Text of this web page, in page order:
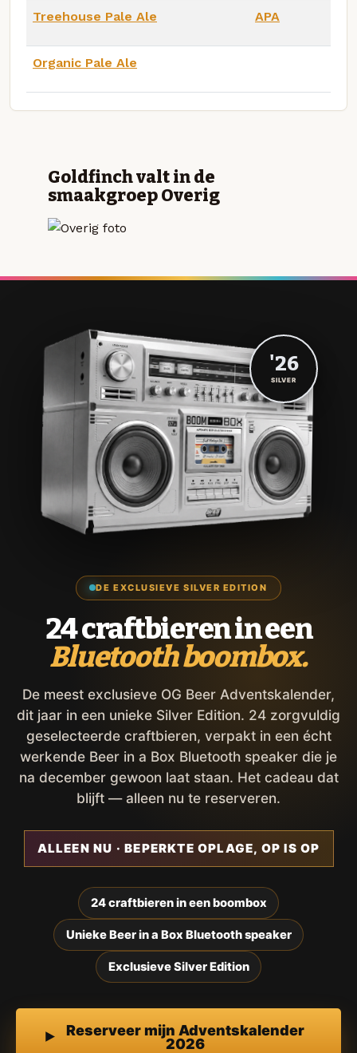
Treehouse Pale Ale APA
Organic Pale Ale
Goldfinch valt in de
smaakgroep Overig
DE EXCLUSIEVE SILVER EDITION
24 craftbieren in een
Bluetooth boombox.
De meest exclusieve OG Beer Adventskalender,
dit jaar in een unieke Silver Edition. 24 zorgvuldig
geselecteerde craftbieren, verpakt in een écht
werkende Beer in a Box Bluetooth speaker die je
na december gewoon laat staan. Het cadeau dat
blijft — alleen nu te reserveren.
ALLEEN NU · BEPERKTE OPLAGE, OP IS OP
24 craftbieren in een boombox
Unieke Beer in a Box Bluetooth speaker
Exclusieve Silver Edition
Reserveer mijn Adventskalender
2026
'26
SILVER